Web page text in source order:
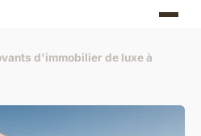
d'immobilier de luxe à